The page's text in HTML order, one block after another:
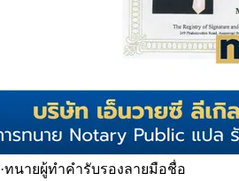
·ทนายผู้ทำคำรับรองลายมือชื่อ